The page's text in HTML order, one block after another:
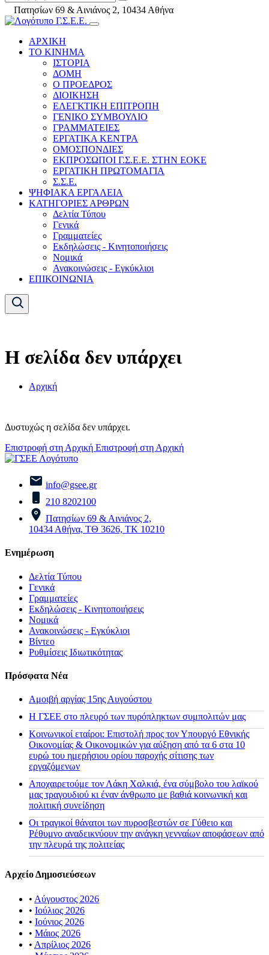
Πατησίων 69 & Αινιάνος 2, 10434 Αθήνα
ΑΡΧΙΚΗ
ΤΟ ΚΙΝΗΜΑ
ΙΣΤΟΡΙΑ
ΔΟΜΗ
Ο ΠΡΟΕΔΡΟΣ
ΔΙΟΙΚΗΣΗ
ΕΛΕΓΚΤΙΚΗ ΕΠΙΤΡΟΠΗ
ΓΕΝΙΚΟ ΣΥΜΒΟΥΛΙΟ
ΓΡΑΜΜΑΤΕΙΕΣ
ΕΡΓΑΤΙΚΑ ΚΕΝΤΡΑ
ΟΜΟΣΠΟΝΔΙΕΣ
ΕΚΠΡΟΣΩΠΟΙ Γ.Σ.Ε.Ε. ΣΤΗΝ ΕΟΚΕ
ΕΡΓΑΤΙΚΗ ΠΡΩΤΟΜΑΓΙΑ
Σ.Σ.Ε.
ΨΗΦΙΑΚΑ ΕΡΓΑΛΕΙΑ
ΚΑΤΗΓΟΡΙΕΣ ΑΡΘΡΩΝ
Δελτία Τύπου
Γενικά
Γραμματείες
Εκδηλώσεις - Κινητοποιήσεις
Νομικά
Ανακοινώσεις - Εγκύκλιοι
ΕΠΙΚΟΙΝΩΝΙΑ
Η σελίδα δεν υπάρχει
Αρχική
Δυστυχώς η σελίδα δεν υπάρχει.
Επιστροφή στη Αρχική Επιστροφή στη Αρχική
info@gsee.gr
210 8202100
Πατησίων 69 & Αινιάνος 2,
10434 Αθήνα, ΤΘ 3626, ΤΚ 10210
Ενημέρωση
Δελτία Τύπου
Γενικά
Γραμματείες
Εκδηλώσεις - Κινητοποιήσεις
Νομικά
Ανακοινώσεις - Εγκύκλιοι
Βίντεο
Ρυθμίσεις Ιδιωτικότητας
Πρόσφατα Νέα
Αμοιβή αργίας 15ης Αυγούστου
H ΓΣΕΕ στο πλευρό των πυρόπληκτων συμπολιτών μας
Κοινωνικοί εταίροι: Επιστολή προς τον Υπουργό Εθνικής
Οικονομίας & Οικονομικών για αύξηση από τα 6 στα 10
ευρώ του ημερήσιου ορίου παροχής σίτισης των
εργαζόμενων
Αποχαιρετούμε τον Λάκη Χαλκιά, ένα σύμβολο του λαϊκού
μας τραγουδιού κι έναν άνθρωπο με βαθιά κοινωνική και
πολιτική συνείδηση
Οι τραγικοί θάνατοι των πυροσβεστών σε Γύθειο και
Ρέθυμνο αναδεικνύουν την ανάγκη γενναίων αποφάσεων από
την πλευρά της πολιτείας
Αρχείο Δημοσιεύσεων
• Αύγουστος 2026
• Ιούλιος 2026
• Ιούνιος 2026
• Μάιος 2026
• Απρίλιος 2026